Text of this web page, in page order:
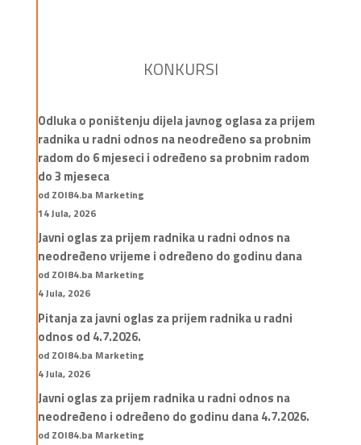
KONKURSI
Odluka o poništenju dijela javnog oglasa za prijem
radnika u radni odnos na neodređeno sa probnim
radom do 6 mjeseci i određeno sa probnim radom
do 3 mjeseca
od ZOI84.ba Marketing
14 Jula, 2026
Javni oglas za prijem radnika u radni odnos na
neodređeno vrijeme i određeno do godinu dana
od ZOI84.ba Marketing
4 Jula, 2026
Pitanja za javni oglas za prijem radnika u radni
odnos od 4.7.2026.
od ZOI84.ba Marketing
4 Jula, 2026
Javni oglas za prijem radnika u radni odnos na
neodređeno i određeno do godinu dana 4.7.2026.
od ZOI84.ba Marketing